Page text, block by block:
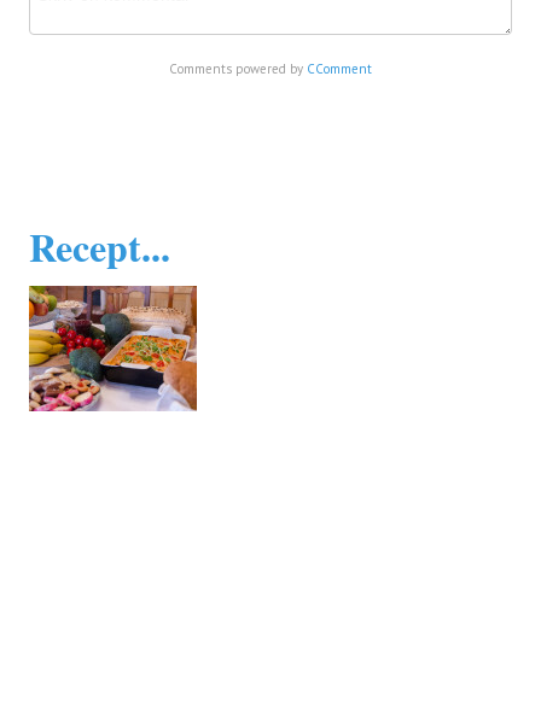
Comments powered by CComment
Recept...